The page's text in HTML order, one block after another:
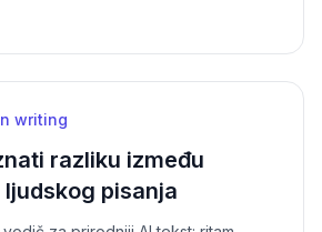
writing
razliku između
ljudskog pisanja